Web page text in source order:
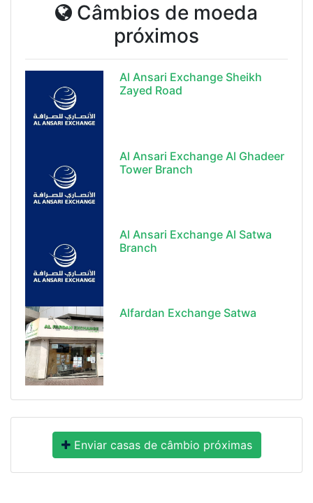
Câmbios de moeda
próximos
Al Ansari Exchange Sheikh
Zayed Road
Al Ansari Exchange Al Ghadeer
Tower Branch
Al Ansari Exchange Al Satwa
Branch
Alfardan Exchange Satwa
Enviar casas de câmbio próximas